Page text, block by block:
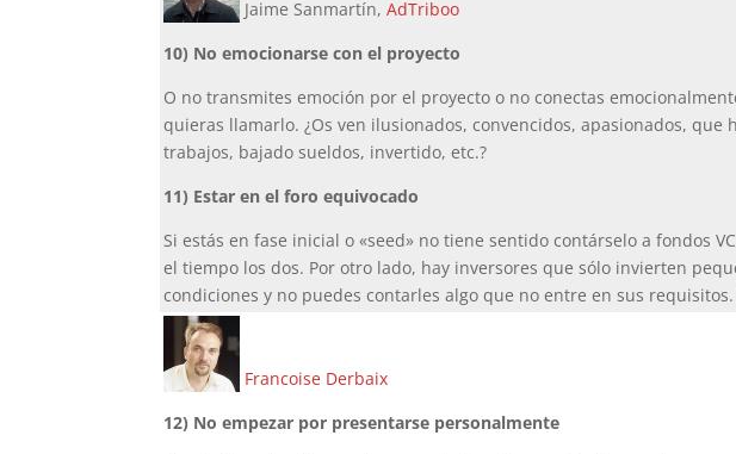
Jaime Sanmartín,AdTriboo
10) No emocionarse con el proyecto
O no transmites emoción por el proyecto o no conectas
quieras llamarlo. ¿Os ven ilusionados, convencidos, apasionados,
trabajos, bajado sueldos, invertido, etc.?
11) Estar en el foro equivocado
Si estás en fase inicial o «seed» no tiene sentido contárselo a fondos
el tiempo los dos. Por otro lado, hay inversores que sólo invierten
condiciones y no puedes contarles algo que no entre en sus
Francoise Derbaix
12) No empezar por presentarse personalmente